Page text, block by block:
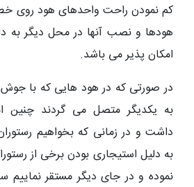
کم نمودن راحت واحدهای هود روی
هودها و نصب آنها در محل دیگر به
امکان پذیر می باشد.
در صورتی که در هود هایی که با
به یکدیگر متصل می گردند چنین
داشت و در زمانی که بخواهیم
به دلیل استیجاری بودن برخی از
نموده و در جای دیگر مستقر نماییم